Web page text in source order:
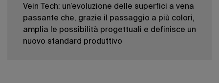
Vein Tech: un’evoluzione delle superfici a vena
passante che, grazie il passaggio a più colori,
amplia le possibilità progettuali e definisce un
nuovo standard produttivo